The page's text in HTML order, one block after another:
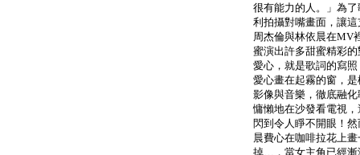
很有能力的人。」為
利拍攝對嘴畫面，讓
周杰倫與林依晨在MV
蜜演出許多甜蜜精彩
愛心，就是歌詞的寫
愛心畫在起霧的窗，
影像與音樂，徹底融
慵懶地在沙發看電視
閃到令人睜不開眼！
晨費心在咖啡拉花上
掉…，當女主角已經漸